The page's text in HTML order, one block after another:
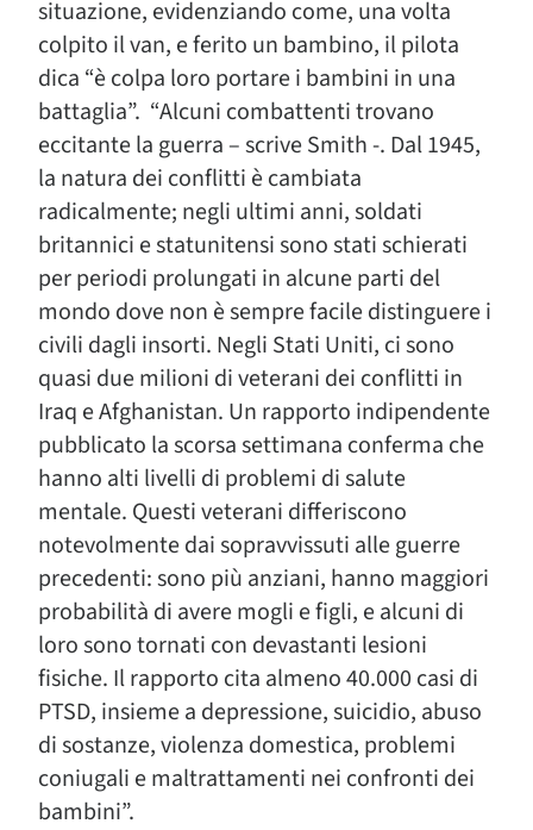
situazione, evidenziando come, una volta
colpito il van, e ferito un bambino, il pilota
dica “è colpa loro portare i bambini in una
battaglia”. “Alcuni combattenti trovano
eccitante la guerra – scrive Smith -. Dal 1945,
la natura dei conflitti è cambiata
radicalmente; negli ultimi anni, soldati
britannici e statunitensi sono stati schierati
per periodi prolungati in alcune parti del
mondo dove non è sempre facile distinguere i
civili dagli insorti. Negli Stati Uniti, ci sono
quasi due milioni di veterani dei conflitti in
Iraq e Afghanistan. Un rapporto indipendente
pubblicato la scorsa settimana conferma che
hanno alti livelli di problemi di salute
mentale. Questi veterani differiscono
notevolmente dai sopravvissuti alle guerre
precedenti: sono più anziani, hanno maggiori
probabilità di avere mogli e figli, e alcuni di
loro sono tornati con devastanti lesioni
fisiche. Il rapporto cita almeno 40.000 casi di
PTSD, insieme a depressione, suicidio, abuso
di sostanze, violenza domestica, problemi
coniugali e maltrattamenti nei confronti dei
bambini”.